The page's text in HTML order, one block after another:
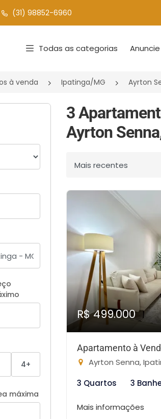
(31) 98852-6960
Todas as categorias
à venda Ipatinga/MG Ayrton
4+
máxima
3
Ayrton
Ordenar por
R$ 499.000
Apartamento à
Ayrton Senna,
3 Quartos
3
Mais informações